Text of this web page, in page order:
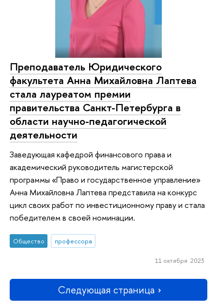
Преподаватель Юридического
факультета Анна Михайловна Лаптева
стала лауреатом премии
правительства Санкт-Петербурга в
области научно-педагогической
деятельности
Заведующая кафедрой финансового права и
академический руководитель магистерской
программы «Право и государственное управление»
Анна Михайловна Лаптева представила на конкурс
цикл своих работ по инвестиционному праву и стала
победителем в своей номинации.
Общество профессора
11 октября 2023
Следующая страница